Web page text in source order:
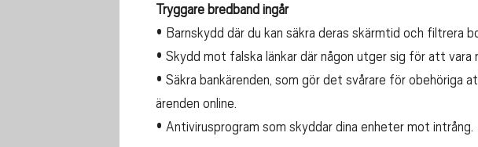
Tryggare bredband ingår
• Barnskydd där du kan säkra deras skärmtid och filtrera
• Skydd mot falska länkar där någon utger sig för att vara
• Säkra bankärenden, som gör det svårare för obehöriga
ärenden online.
• Antivirusprogram som skyddar dina enheter mot intrång.